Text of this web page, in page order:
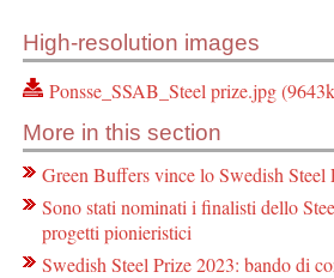
High-resolution images
Ponsse_SSAB_Steel prize.jpg
More in this section
Green Buffers vince lo Swedish Steel
Sono stati nominati i finalisti dello
progetti pionieristici
Swedish Steel Prize 2023: bando di